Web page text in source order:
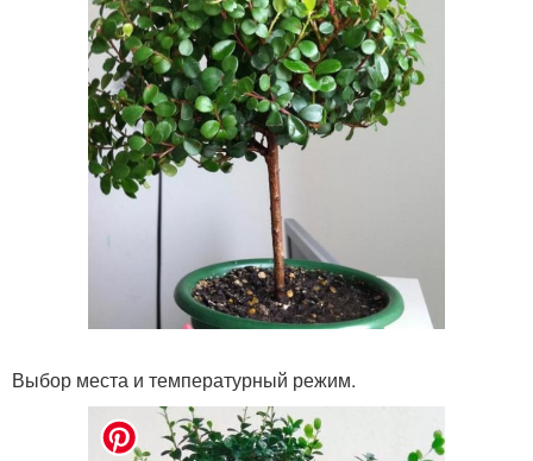
Выбор места и температурный режим.